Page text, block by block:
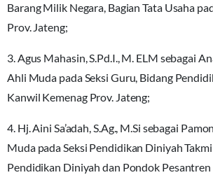
Barang Milik Negara, Bagian Tata Usaha
Prov. Jateng;
3. Agus Mahasin, S.Pd.I., M. ELM sebagai
Ahli Muda pada Seksi Guru, Bidang
Kanwil Kemenag Prov. Jateng;
4. Hj. Aini Sa’adah, S.Ag., M.Si sebagai
Muda pada Seksi Pendidikan Diniyah
Pendidikan Diniyah dan Pondok